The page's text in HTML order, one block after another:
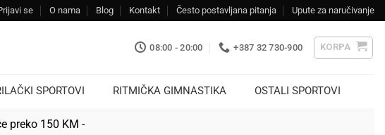
se O nama Blog Kontakt Često postavljana pitanja Upute za naručivanje
08:00 - 20:00 +387 32 730-900 KORPA
SPORTOVI RITMIČKA GIMNASTIKA OSTALI SPORTOVI
preko 150 KM -